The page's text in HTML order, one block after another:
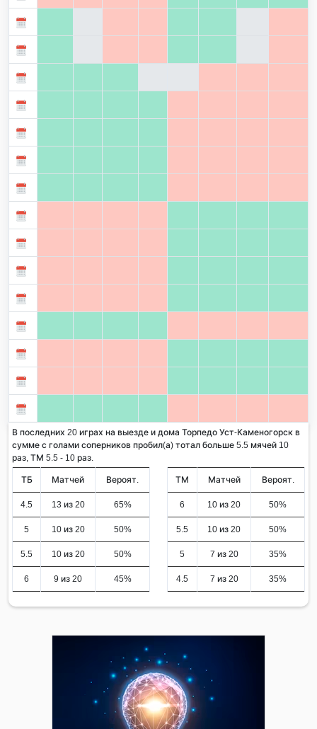
В последних 20 играх на выезде и дома Торпедо Уст-Каменогорск в
сумме с голами соперников пробил(а) тотал больше 5.5 мячей 10
раз, ТМ 5.5 - 10 раз.
ТБ Матчей Вероят.
4.5 13 из 20 65%
5 10 из 20 50%
5.5 10 из 20 50%
6 9 из 20 45%
ТМ Матчей Вероят.
6 10 из 20 50%
5.5 10 из 20 50%
5 7 из 20 35%
4.5 7 из 20 35%